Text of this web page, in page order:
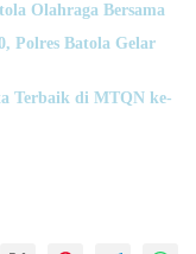
Olahraga Bersama
Polres Batola Gelar
Terbaik di MTQN ke-